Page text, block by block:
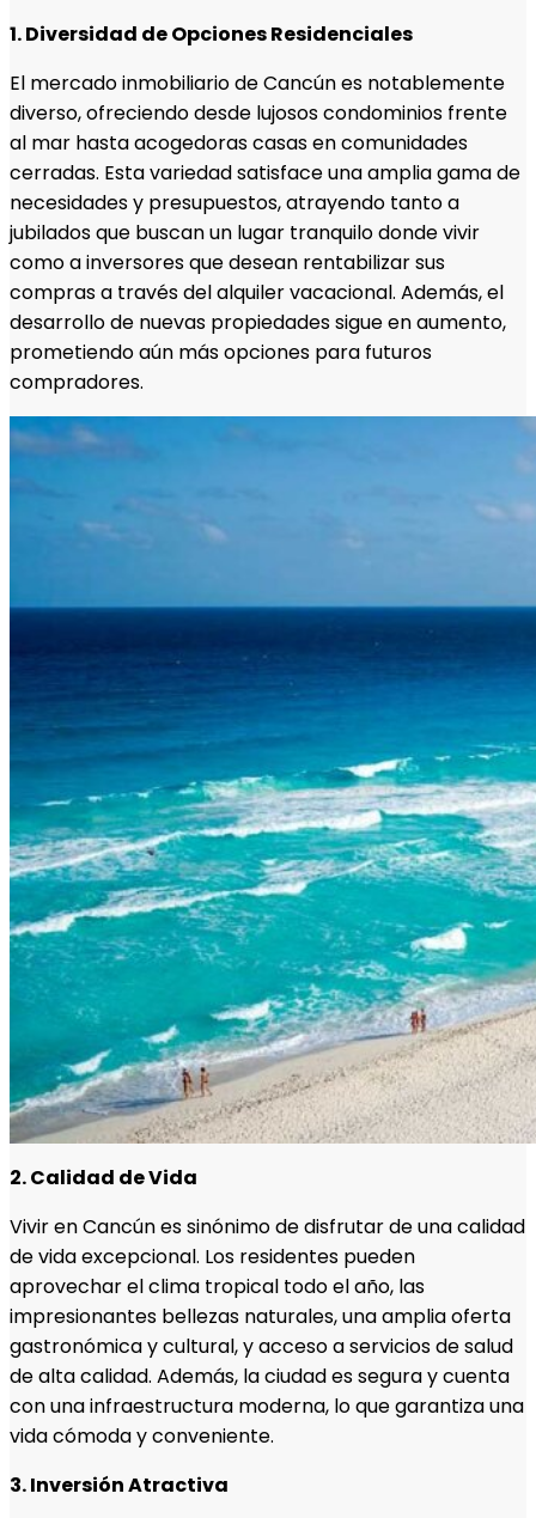
1. Diversidad de Opciones Residenciales
El mercado inmobiliario de Cancún es notablemente
diverso, ofreciendo desde lujosos condominios frente
al mar hasta acogedoras casas en comunidades
cerradas. Esta variedad satisface una amplia gama de
necesidades y presupuestos, atrayendo tanto a
jubilados que buscan un lugar tranquilo donde vivir
como a inversores que desean rentabilizar sus
compras a través del alquiler vacacional. Además, el
desarrollo de nuevas propiedades sigue en aumento,
prometiendo aún más opciones para futuros
compradores.
2. Calidad de Vida
Vivir en Cancún es sinónimo de disfrutar de una calidad
de vida excepcional. Los residentes pueden
aprovechar el clima tropical todo el año, las
impresionantes bellezas naturales, una amplia oferta
gastronómica y cultural, y acceso a servicios de salud
de alta calidad. Además, la ciudad es segura y cuenta
con una infraestructura moderna, lo que garantiza una
vida cómoda y conveniente.
3. Inversión Atractiva